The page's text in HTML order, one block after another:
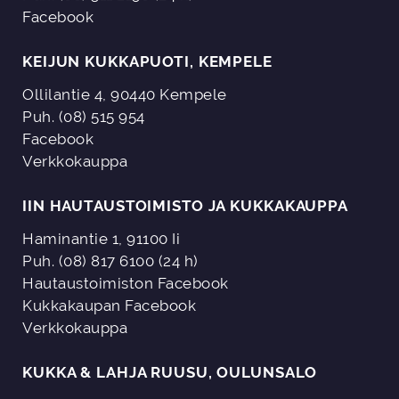
Facebook
KEIJUN KUKKAPUOTI, KEMPELE
Ollilantie 4, 90440 Kempele
Puh. (08) 515 954
Facebook
Verkkokauppa
IIN HAUTAUSTOIMISTO JA KUKKAKAUPPA
Haminantie 1, 91100 Ii
Puh. (08) 817 6100 (24 h)
Hautaustoimiston Facebook
Kukkakaupan Facebook
Verkkokauppa
KUKKA & LAHJA RUUSU, OULUNSALO